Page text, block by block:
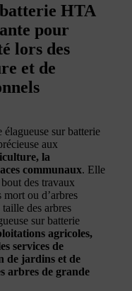
HTA
pour
lors des
et de
sur batterie
aux
la
communaux. Elle
des travaux
mort ou d’arbres
des arbres
sur batterie
agricoles,
services de
de jardins et de
arbres de grande